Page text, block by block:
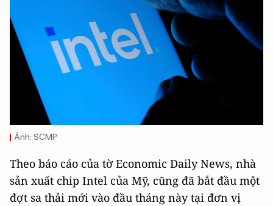
Ảnh: SCMP
Theo báo cáo của tờ Economic Daily News, nhà
sản xuất chip Intel của Mỹ, cũng đã bắt đầu một
đợt sa thải mới vào đầu tháng này tại đơn vị